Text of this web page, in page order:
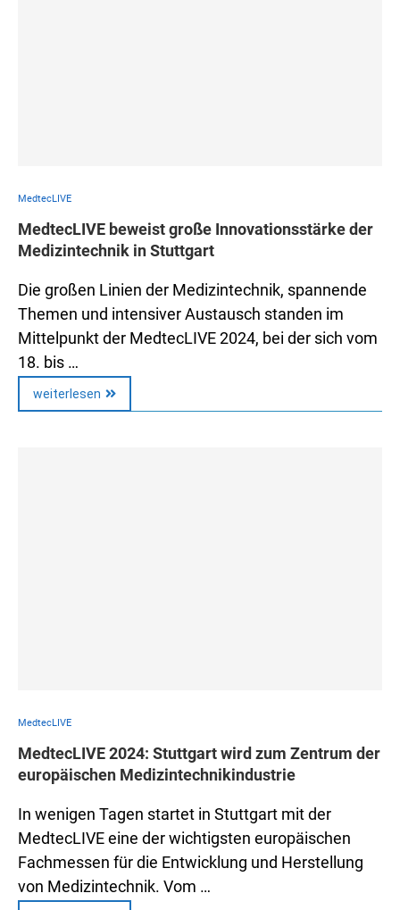
MedtecLIVE
MedtecLIVE beweist große Innovationsstärke der
Medizintechnik in Stuttgart
Die großen Linien der Medizintechnik, spannende
Themen und intensiver Austausch standen im
Mittelpunkt der MedtecLIVE 2024, bei der sich vom
18. bis …
weiterlesen
MedtecLIVE
MedtecLIVE 2024: Stuttgart wird zum Zentrum der
europäischen Medizintechnikindustrie
In wenigen Tagen startet in Stuttgart mit der
MedtecLIVE eine der wichtigsten europäischen
Fachmessen für die Entwicklung und Herstellung
von Medizintechnik. Vom …